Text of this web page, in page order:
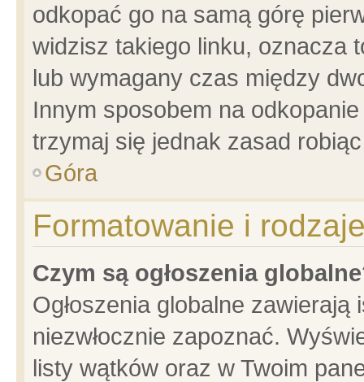
odkopać go na samą górę
widzisz takiego linku, oznacza
lub wymagany czas między
Innym sposobem na
trzymaj się jednak zasad
Góra
Formatowanie i
Czym są ogłoszenia
Ogłoszenia globalne
niezwłocznie zapoznać.
listy wątków oraz w Twoim